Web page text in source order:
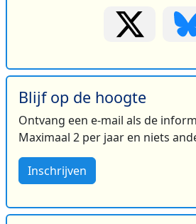
Blijf op de hoogte
Ontvang een e-mail als de
Maximaal 2 per jaar en niets
Inschrijven